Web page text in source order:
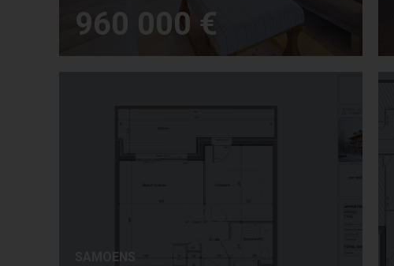
960 000 €
SAMOENS